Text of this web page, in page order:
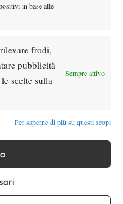
in base alle
frodi,
pubblicità
scelte sulla
Sempre attivo
Per saperne di più su questi scopi